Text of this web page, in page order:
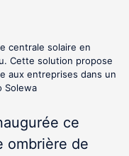
centrale solaire en
Cette solution propose
aux entreprises dans un
Solewa
ce
ombrière de